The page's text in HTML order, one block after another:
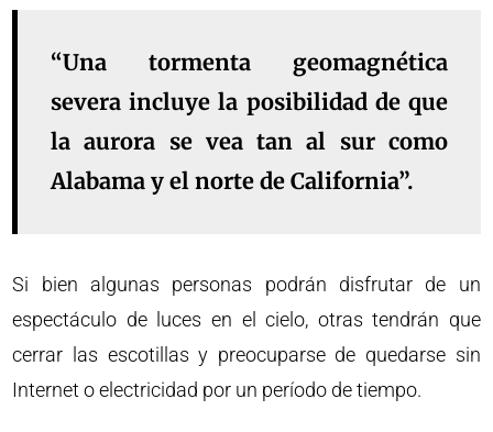
“Una tormenta geomagnética
severa incluye la posibilidad de que
la aurora se vea tan al sur como
Alabama y el norte de California”.
Si bien algunas personas podrán disfrutar de un
espectáculo de luces en el cielo, otras tendrán que
cerrar las escotillas y preocuparse de quedarse sin
Internet o electricidad por un período de tiempo.